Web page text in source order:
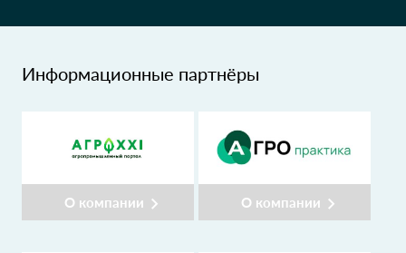
Информационные партнёры
О компании О компании